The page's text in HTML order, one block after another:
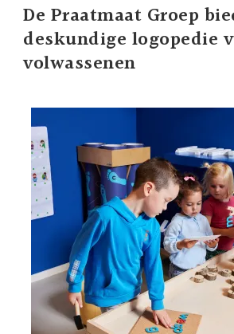
De Praatmaat Groep
deskundige logopedie
volwassenen